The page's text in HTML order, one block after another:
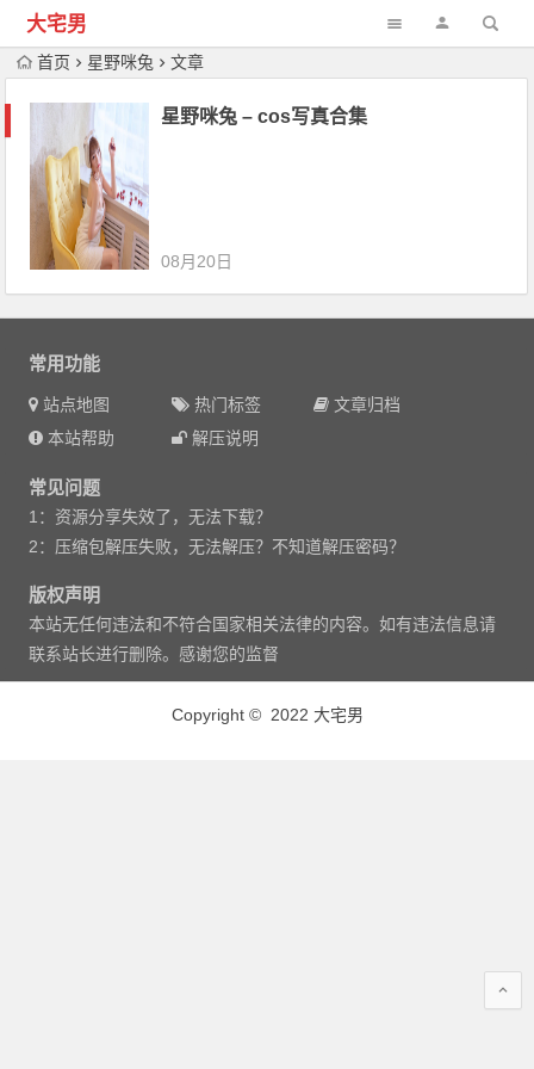
大宅男
首页 星野咪兔 文章
星野咪兔 – cos写真合集
08月20日
常用功能
站点地图 热门标签
文章归档
本站帮助
解压说明
常见问题
1：资源分享失效了，无法下载？
2：压缩包解压失败，无法解压？不知道解压密码？
版权声明
本站无任何违法和不符合国家相关法律的内容。如有违法信息请
联系站长进行删除。感谢您的监督
Copyright © 2022 大宅男